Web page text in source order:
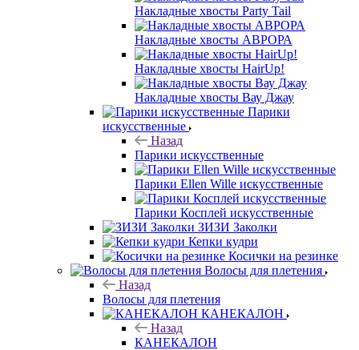
Накладные хвосты Party Tail
Накладные хвосты АВРОРА
Накладные хвосты HairUp!
Накладные хвосты Вау Джау
Парики
искусственные
Назад
Парики искусственные
Парики Ellen Wille искусственные
Парики Косплей искусственные
ЗИЗИ Заколки
Кепки кудри
Косички на резинке
Волосы для плетения
Назад
Волосы для плетения
КАНЕКАЛОН
Назад
КАНЕКАЛОН